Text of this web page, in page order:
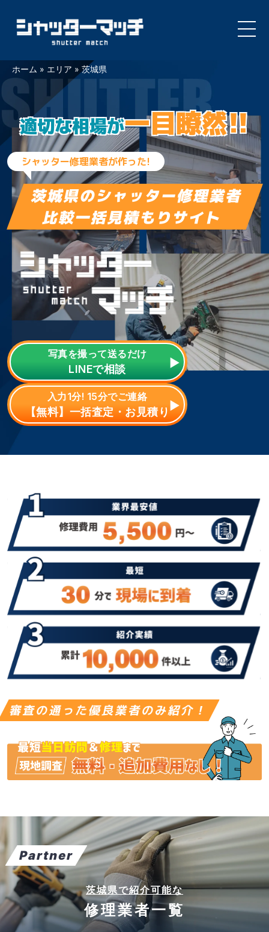
Skip
to
content
ホーム » エリア » 茨城県
適切な相場が一目瞭然!!
シャッター修理業者が作った!
茨城県のシャッター修理業者
比較一括見積もりサイト
写真を撮って送るだけ
LINEで相談
入力1分! 15分でご連絡
【無料】一括査定・お見積り
審査の通った優良業者のみ紹介！
Partner
茨城県で紹介可能な
修理業者一覧